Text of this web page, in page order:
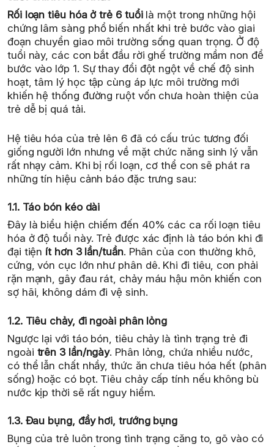
Rối loạn tiêu hóa ở trẻ 6 tuổilà một trong những hội
chứng lâm sàng phổ biến nhất khi trẻ bước vào giai
đoạn chuyển giao môi trường sống quan trọng. Ở độ
tuổi này, các con bắt đầu rời ghế trường mầm non để
bước vào lớp 1. Sự thay đổi đột ngột về chế độ sinh
hoạt, tâm lý học tập cùng áp lực môi trường mới
khiến hệ thống đường ruột vốn chưa hoàn thiện của
trẻ dễ bị quá tải.
Hệ tiêu hóa của trẻ lên 6 đã có cấu trúc tương đối
giống người lớn nhưng về mặt chức năng sinh lý vẫn
rất nhạy cảm. Khi bị rối loạn, cơ thể con sẽ phát ra
những tín hiệu cảnh báo đặc trưng sau:
1.1. Táo bón kéo dài
Đây là biểu hiện chiếm đến 40% các ca rối loạn tiêu
hóa ở độ tuổi này. Trẻ được xác định là táo bón khi đi
đại tiện ít hơn 3 lần/tuần. Phân của con thường khô,
cứng, vón cục lớn như phân dê. Khi đi tiêu, con phải
rặn mạnh, gây đau rát, chảy máu hậu môn khiến con
sợ hãi, không dám đi vệ sinh.
1.2. Tiêu chảy, đi ngoài phân lỏng
Ngược lại với táo bón, tiêu chảy là tình trạng trẻ đi
ngoài trên 3 lần/ngày. Phân lỏng, chứa nhiều nước,
có thể lẫn chất nhầy, thức ăn chưa tiêu hóa hết (phân
sống) hoặc có bọt. Tiêu chảy cấp tính nếu không bù
nước kịp thời sẽ rất nguy hiểm.
1.3. Đau bụng, đầy hơi, trướng bụng
Bụng của trẻ luôn trong tình trạng căng to, gõ vào có